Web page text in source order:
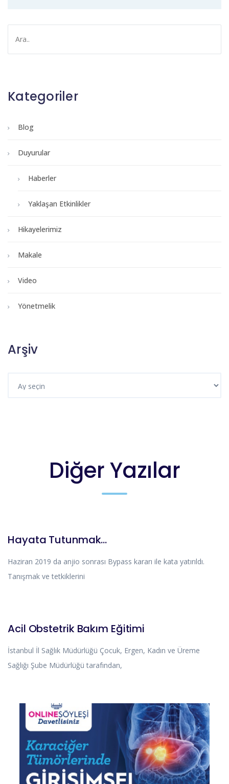
Kategoriler
Blog
Duyurular
Haberler
Yaklaşan Etkinlikler
Hikayelerimiz
Makale
Video
Yönetmelik
Arşiv
Diğer Yazılar
Hayata Tutunmak…
Haziran 2019 da anjio sonrası Bypass kararı ile kata yatırıldı.
Tanışmak ve tetkiklerini
Acil Obstetrik Bakım Eğitimi
İstanbul İl Sağlık Müdürlüğü Çocuk, Ergen, Kadın ve Üreme
Sağlığı Şube Müdürlüğü tarafından,